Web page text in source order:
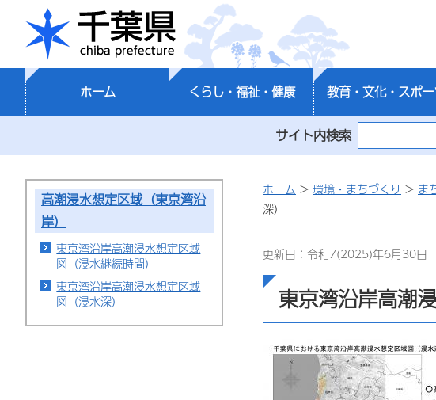
千葉県
ホーム くらし・福祉・健康 教育・文化・スポ
サイト内検索
高潮浸水想定区域（東京湾沿
岸）
東京湾沿岸高潮浸水想定区域
図（浸水継続時間）
東京湾沿岸高潮浸水想定区域
図（浸水深）
ホーム > 環境・まちづくり > ま
深）
更新日：令和7(2025)年6月30日
東京湾沿岸高潮